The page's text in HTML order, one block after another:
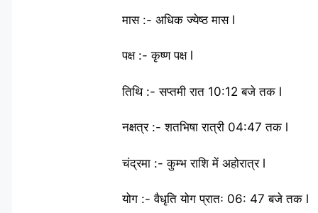
मास :- अधिक ज्येष्ठ मास l
पक्ष :- कृष्ण पक्ष l
तिथि :- सप्तमी रात 10:12 बजे तक l
नक्षत्र :- शतभिषा रात्री 04:47 तक l
चंद्रमा :- कुम्भ राशि में अहोरात्र l
योग :- वैधृति योग प्रातः 06: 47 बजे तक l